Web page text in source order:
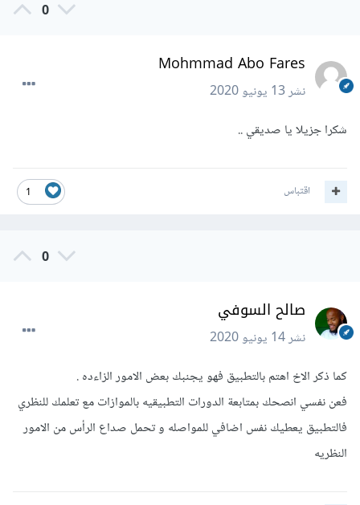
0
Mohmmad Abo Fares
نشر13 يونيو 2020
شكرا جزيلا يا صديقي ..
1 اقتباس
0
صالح السوفي
نشر14 يونيو 2020
كما ذكر الاخ اهتم بالتطبيق فهو يجنبك بعض الامور الزاءده .
فعن نفسي انصحك بمتابعة الدورات التطبيقيه بالموازات مع تعلمك للنظري
فالتطبيق يعطيك نفس اضافي للمواصله و تحمل صداع الرأس من الامور
النظريه